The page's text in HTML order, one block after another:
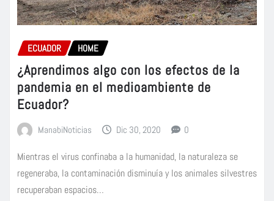
ECUADOR HOME
¿Aprendimos algo con los efectos de la
pandemia en el medioambiente de
Ecuador?
ManabiNoticias Dic 30, 2020 0
Mientras el virus confinaba a la humanidad, la naturaleza se
regeneraba, la contaminación disminuía y los animales silvestres
recuperaban espacios…